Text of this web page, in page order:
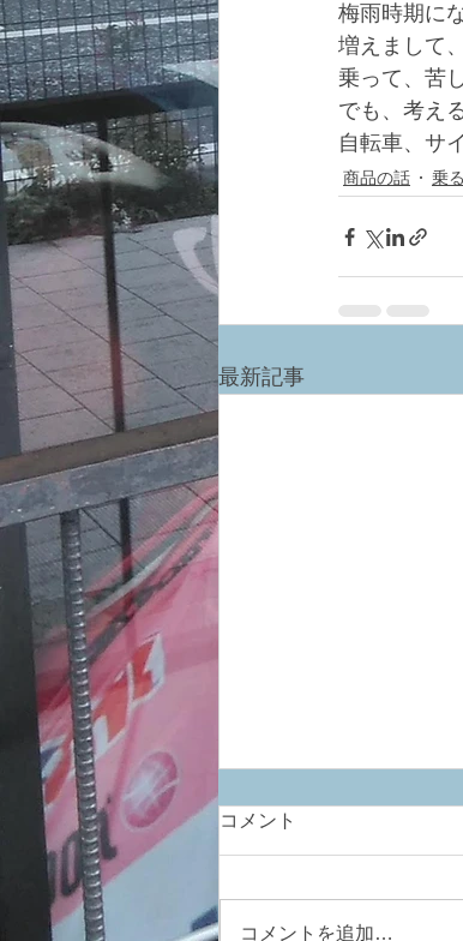
梅雨時期に
増えまして
乗って、苦
でも、考え
自転車、サ
商品の話 乗
最新記事
コメント
コメントを追加…